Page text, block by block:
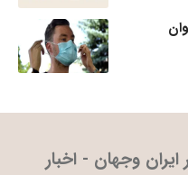
وجهان - اخبار